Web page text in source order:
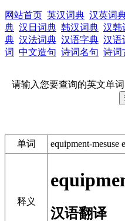
网站首页 英汉词典 汉英词
典 汉日词典 韩汉词典 汉韩
典 汉法词典 汉语字典 汉语
词 中文造句 诗词名句 诗词
请输入您要查询的英文单词
单词 equipment-mesuse
释义
汉语翻译